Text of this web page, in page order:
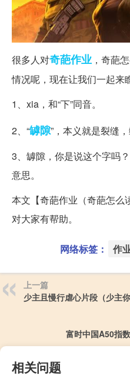
很多人对奇葩作业 ，奇葩
情况呢，现在让我们一起来
1、xia，和“下”同音。
2、“罅隙”，本义就是裂缝，
3、罅隙，你是说这个字吗
意思。
本文【奇葩作业（奇葩怎么
对大家有帮助。
网络标签： 作
上一篇
少主且慢行虐心片段（少主你
富时中国A50指
相关问题